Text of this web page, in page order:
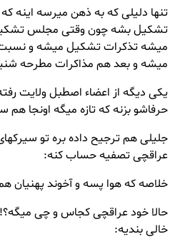
تنها دلیلی که به ذهن میرسه اینه
تشکیل بشه چون وقتی مجلس
میشه تذکرات تشکیل میشه و نسبت
میشه و بعد هم مذاکرات مطرحه
یکی دیگه از اعضاء اصطبل ولایت
حرفاشو بزنه که تازه میگه اونجا هم
جلیلی هم ترجیح داده بره تو سیرکهای
عراقچی تصفیه حساب کنه:
خلاصه که هوا پسه و آخوندپهنیان
حالا خود عراقچی کجاس و چی
خالی بندیه: